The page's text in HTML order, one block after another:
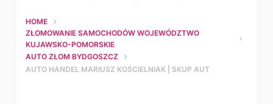
HOME
ZŁOMOWANIE SAMOCHODÓW WOJEWÓDZTWO
KUJAWSKO-POMORSKIE
AUTO ZŁOM BYDGOSZCZ
AUTO HANDEL MARIUSZ KOŚCIELNIAK | SKUP AUT